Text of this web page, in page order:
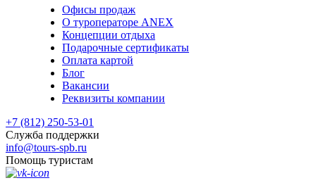
Офисы продаж
О туроператоре ANEX
Концепции отдыха
Подарочные сертификаты
Оплата картой
Блог
Вакансии
Реквизиты компании
+7 (812) 250-53-01
Служба поддержки
info@tours-spb.ru
Помощь туристам